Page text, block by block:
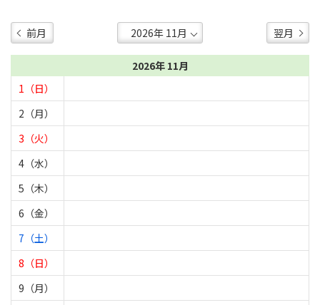
前月 翌月
2026年 11月
1（日）
2（月）
3（火）
4（水）
5（木）
6（金）
7（土）
8（日）
9（月）